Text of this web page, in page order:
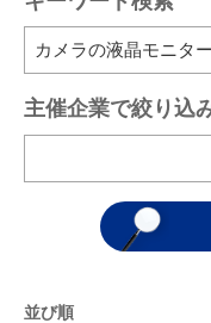
主催企業で絞り込
並び順